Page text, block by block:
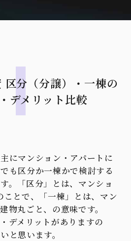
区分（分譲）・一棟の
デメリット比較
にマンション・アパートに
も区分か一棟かで検討する
。「区分」とは、マンショ
ことで、「一棟」とは、マン
物丸ごと、の意味です。
デメリットがありますの
と思います。